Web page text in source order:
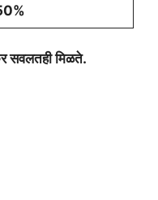
सवलतही मिळते.